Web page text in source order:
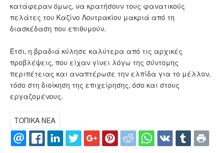
κατάφεραν όμως, να κρατήσουν τους φανατικούς
πελάτες του Καζίνο Λουτρακίου μακριά από τη
διασκέδαση που επιθυμούν.
Έτσι, η βραδιά κύλησε καλύτερα από τις αρχικές
προβλέψεις, που είχαν γίνει λόγω της σύντομης
περιπέτειας και αναπτέρωσε την ελπίδα για το μέλλον,
τόσο στη διοίκηση της επιχείρησης, όσο και στους
εργαζομένους.
ΤΟΠΙΚΑ ΝΕΑ